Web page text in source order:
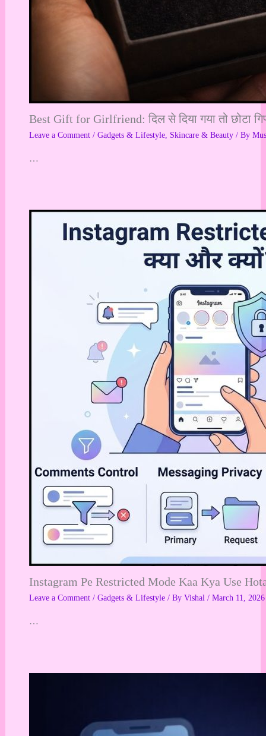
Best Gift for Girlfriend: दिल से दिया गया तो छोटा
Leave a Comment / Gadgets & Lifestyle, Skincare & Beauty/ By
…
Instagram Pe Restricted Mode Kaa Kya Use
Leave a Comment / Gadgets & Lifestyle/ By Vishal / March 11, 2026
…